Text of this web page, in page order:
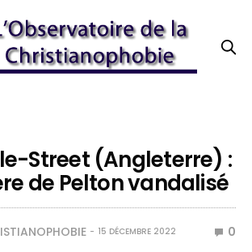
Street (Angleterre) :
de Pelton vandalisé
15 DÉCEMBRE 2022 0